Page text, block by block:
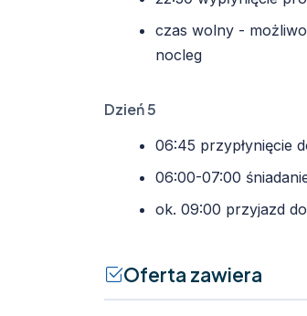
czas wolny -
nocleg
Dzień 5
06:45 przypłynięcie
06:00-07:00
ok. 09:00 przyjazd
Oferta zawiera